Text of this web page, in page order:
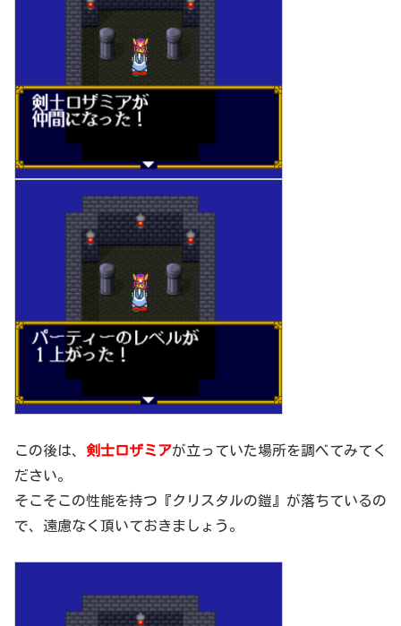
この後は、 剣士ロザミアが立っていた場所を調べてみてく
ださい。
そこそこの性能を持つ『クリスタルの鎧』が落ちているの
で、遠慮なく頂いておきましょう。